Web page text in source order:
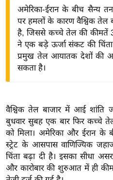
द्यो
त
वि
शे
ष
ज्ञ
रा
अमेरिका-ईरान के बीच सैन्य
पर हमलों के कारण वैश्विक तेल
है, जिससे कच्चे तेल की कीमतें
ने एक बड़े ऊर्जा संकट की
प्रमुख तेल आयातक देशों की
सकता है।
वैश्विक तेल बाजार में आई शांति
बुधवार सुबह एक बार फिर कच्चे
को मिला। अमेरिका और ईरान के
स्ट्रेट के आसपास वाणिज्यिक
चिंता बढ़ा दी है। इसका सीधा
और कारोबार की शुरुआत में ही